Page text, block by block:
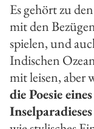
Es gehört zu
mit den
spielen, und
Indischen
mit leisen, aber
die Poesie
Inselparadieses